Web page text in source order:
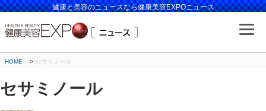
健康と美容のニュースなら健康美容EXPOニュース
HOME > セサミノール
セサミノール